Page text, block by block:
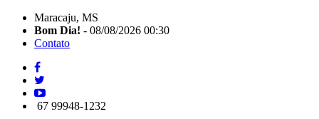
Maracaju, MS
Bom Dia! - 08/08/2026 00:30
Contato
67 99948-1232